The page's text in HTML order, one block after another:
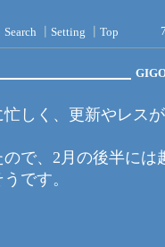
Search Setting Top
しく、更新やレス
で、2月の後半には
です。